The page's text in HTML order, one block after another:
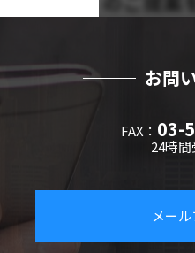
お問
FAX： 03-
24時
メー